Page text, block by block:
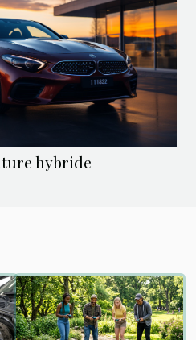
hybride